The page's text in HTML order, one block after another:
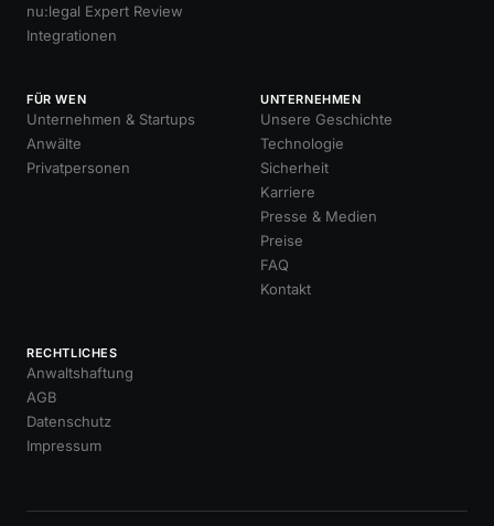
nu:legal Expert Review
Integrationen
FÜR WEN
Unternehmen & Startups
Anwälte
Privatpersonen
UNTERNEHMEN
Unsere Geschichte
Technologie
Sicherheit
Karriere
Presse & Medien
Preise
FAQ
Kontakt
RECHTLICHES
Anwaltshaftung
AGB
Datenschutz
Impressum